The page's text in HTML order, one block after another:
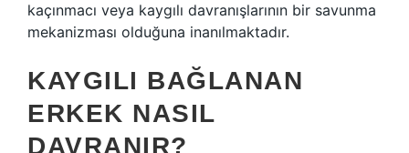
kaçınmacı veya kaygılı davranışlarının bir savunma
mekanizması olduğuna inanılmaktadır.
KAYGILI BAĞLANAN
ERKEK NASIL
DAVRANIR?